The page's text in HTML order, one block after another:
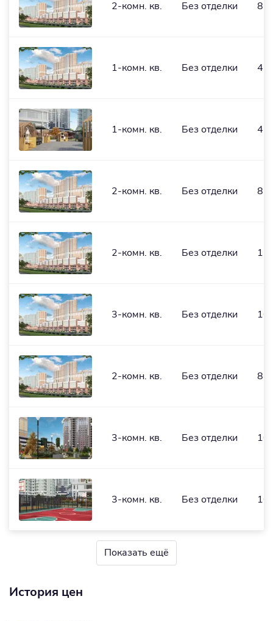
2-комн. кв. Без отделки
1-комн. кв. Без отделки
1-комн. кв. Без отделки
2-комн. кв. Без отделки
2-комн. кв. Без отделки
3-комн. кв. Без отделки
2-комн. кв. Без отделки
3-комн. кв. Без отделки
3-комн. кв. Без отделки
Показать ещё
История цен